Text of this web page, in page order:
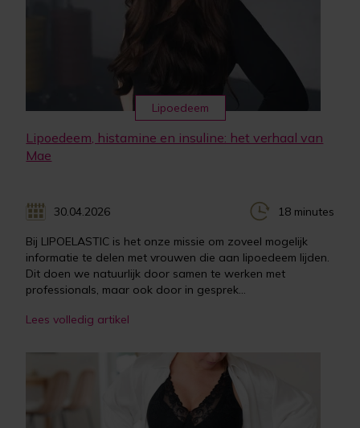
Lipoedeem
Lipoedeem, histamine en insuline: het verhaal van
Mae
30.04.2026 18 minutes
Bij LIPOELASTIC is het onze missie om zoveel mogelijk
informatie te delen met vrouwen die aan lipoedeem lijden.
Dit doen we natuurlijk door samen te werken met
professionals, maar ook door in gesprek...
Lees volledig artikel